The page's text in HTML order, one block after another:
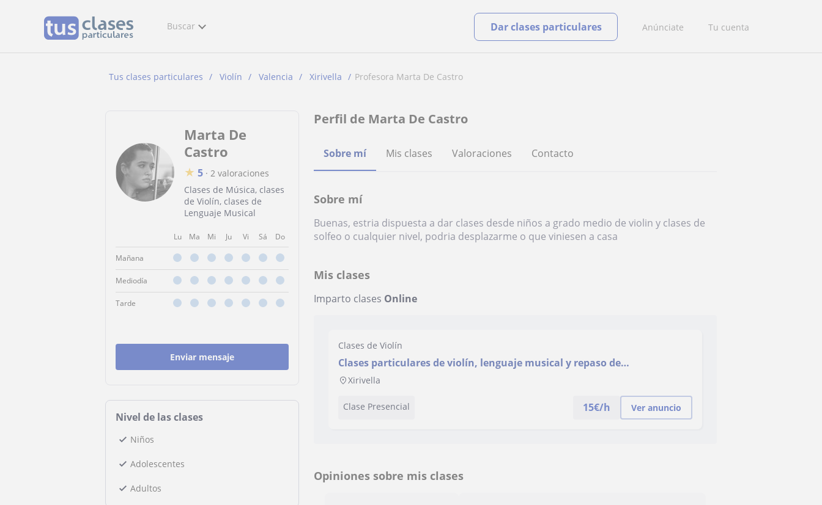
Buscar Anúnciate Tu cuenta
Dar clases particulares
Tus clases particulares Violín Valencia Xirivella Profesora Marta De Castro
Marta De
Castro
★ 5 · 2 valoraciones
Clases de Música, clases
de Violín, clases de
Lenguaje Musical
Lu Ma Mi Ju Vi Sá Do
Mañana
Mediodía
Tarde
Enviar mensaje
Nivel de las clases
Niños
Adolescentes
Adultos
Perfil de Marta De Castro
Sobre mí Mis clases Valoraciones Contacto
Sobre mí
Buenas, estria dispuesta a dar clases desde niños a grado medio de violin y clases de
solfeo o cualquier nivel, podria desplazarme o que viniesen a casa
Mis clases
Imparto clases Online
Clases de Violín
Clases particulares de violín, lenguaje musical y repaso de
analisis/armonia
Xirivella
Clase Presencial 15€/h Ver anuncio
Opiniones sobre mis clases